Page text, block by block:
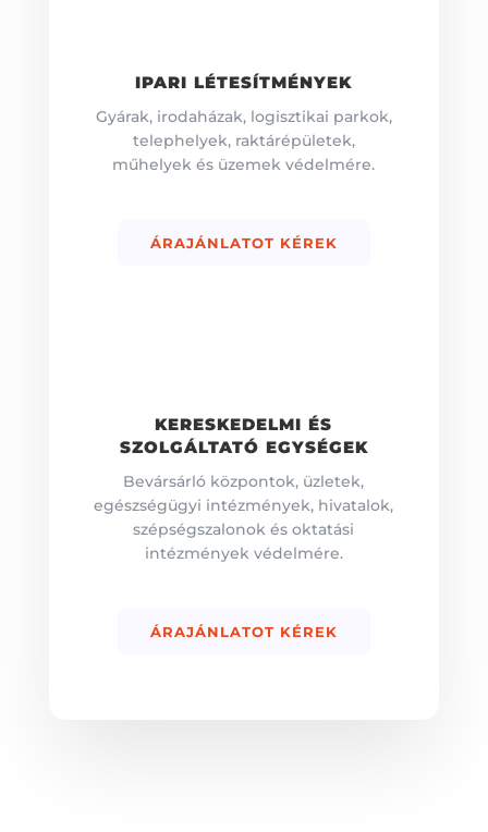
IPARI LÉTESÍTMÉNYEK
Gyárak, irodaházak, logisztikai parkok,
telephelyek, raktárépületek,
műhelyek és üzemek védelmére.
ÁRAJÁNLATOT KÉREK
KERESKEDELMI ÉS
SZOLGÁLTATÓ EGYSÉGEK
Bevársárló központok, üzletek,
egészségügyi intézmények, hivatalok,
szépségszalonok és oktatási
intézmények védelmére.
ÁRAJÁNLATOT KÉREK